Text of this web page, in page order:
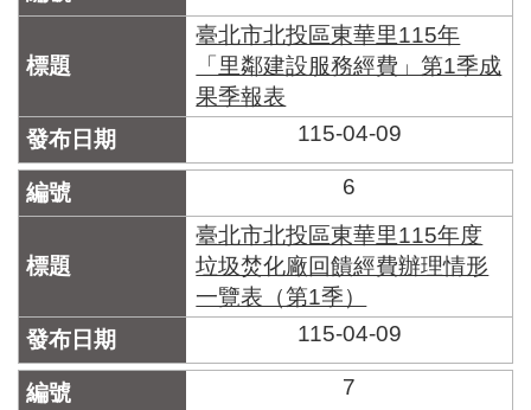
臺北市北投區東華里115年
「里鄰建設服務經費」第1季成
果季報表
115-04-09
6
臺北市北投區東華里115年度
垃圾焚化廠回饋經費辦理情形
一覽表（第1季）
115-04-09
7